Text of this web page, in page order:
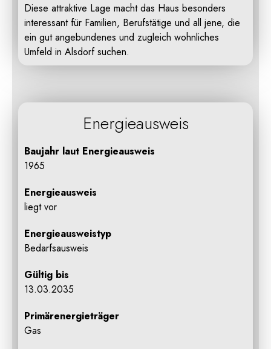
Diese attraktive Lage macht das Haus besonders
interessant für Familien, Berufstätige und all jene, die
ein gut angebundenes und zugleich wohnliches
Umfeld in Alsdorf suchen.
Energieausweis
Baujahr laut Energieausweis
1965
Energieausweis
liegt vor
Energie­ausweistyp
Bedarfsausweis
Gültig bis
13.03.2035
Primärenergieträger
Gas